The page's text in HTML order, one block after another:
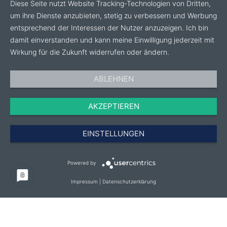
Diese Seite nutzt Website Tracking-Technologien von Dritten,
um ihre Dienste anzubieten, stetig zu verbessern und Werbung
entsprechend der Interessen der Nutzer anzuzeigen. Ich bin
damit einverstanden und kann meine Einwilligung jederzeit mit
Wirkung für die Zukunft widerrufen oder ändern.
ABLEHNEN
AKZEPTIEREN
EINSTELLUNGEN
Powered by
Impressum Datenschutzerklärung